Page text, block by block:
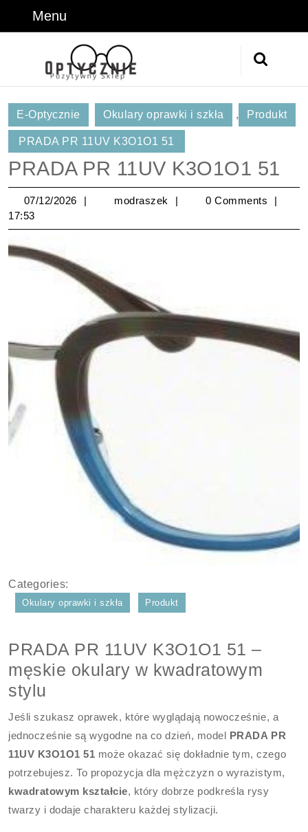
Menu
E-Optycznie Okulary oprawki i szkła , Produkt
PRADA PR 11UV K3O1O1 51
PRADA PR 11UV K3O1O1 51
07/12/2026 07/12/2026
modraszek modraszek
0 Comments
17:53
Categories:
Okulary oprawki i szkła Produkt
PRADA PR 11UV K3O1O1 51 –
męskie okulary w kwadratowym
stylu
Jeśli szukasz oprawek, które wyglądają nowocześnie, a
jednocześnie są wygodne na co dzień, model PRADA PR
11UV K3O1O1 51 może okazać się dokładnie tym, czego
potrzebujesz. To propozycja dla mężczyzn o wyrazistym,
kwadratowym kształcie, który dobrze podkreśla rysy
twarzy i dodaje charakteru każdej stylizacji.